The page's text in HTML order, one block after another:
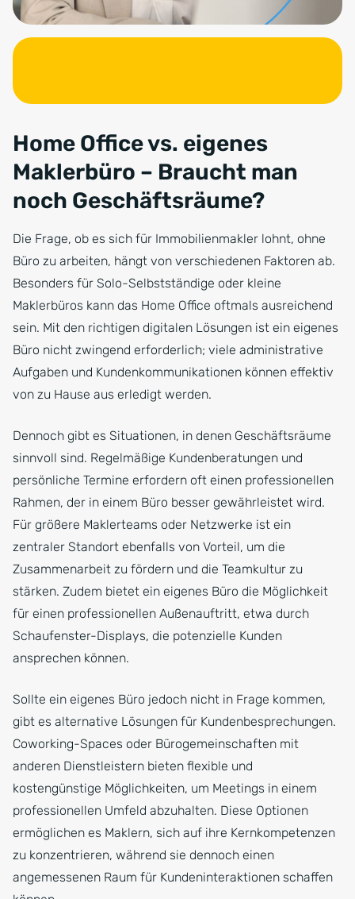
Home Office vs. eigenes
Maklerbüro – Braucht man
noch Geschäftsräume?
Die Frage, ob es sich für Immobilienmakler lohnt, ohne
Büro zu arbeiten, hängt von verschiedenen Faktoren ab.
Besonders für Solo-Selbstständige oder kleine
Maklerbüros kann das Home Office oftmals ausreichend
sein. Mit den richtigen digitalen Lösungen ist ein eigenes
Büro nicht zwingend erforderlich; viele administrative
Aufgaben und Kundenkommunikationen können effektiv
von zu Hause aus erledigt werden.
Dennoch gibt es Situationen, in denen Geschäftsräume
sinnvoll sind. Regelmäßige Kundenberatungen und
persönliche Termine erfordern oft einen professionellen
Rahmen, der in einem Büro besser gewährleistet wird.
Für größere Maklerteams oder Netzwerke ist ein
zentraler Standort ebenfalls von Vorteil, um die
Zusammenarbeit zu fördern und die Teamkultur zu
stärken. Zudem bietet ein eigenes Büro die Möglichkeit
für einen professionellen Außenauftritt, etwa durch
Schaufenster-Displays, die potenzielle Kunden
ansprechen können.
Sollte ein eigenes Büro jedoch nicht in Frage kommen,
gibt es alternative Lösungen für Kundenbesprechungen.
Coworking-Spaces oder Bürogemeinschaften mit
anderen Dienstleistern bieten flexible und
kostengünstige Möglichkeiten, um Meetings in einem
professionellen Umfeld abzuhalten. Diese Optionen
ermöglichen es Maklern, sich auf ihre Kernkompetenzen
zu konzentrieren, während sie dennoch einen
angemessenen Raum für Kundeninteraktionen schaffen